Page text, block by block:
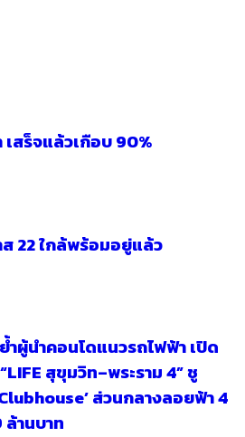
เสร็จแล้วเกือบ 90%
ส 22 ใกล้พร้อมอยู่แล้ว
ผู้นำคอนโดแนวรถไฟฟ้า เปิด
สุขุมวิท–พระราม 4” ชู
ส่วนกลางลอยฟ้า 4
ล้านบาท